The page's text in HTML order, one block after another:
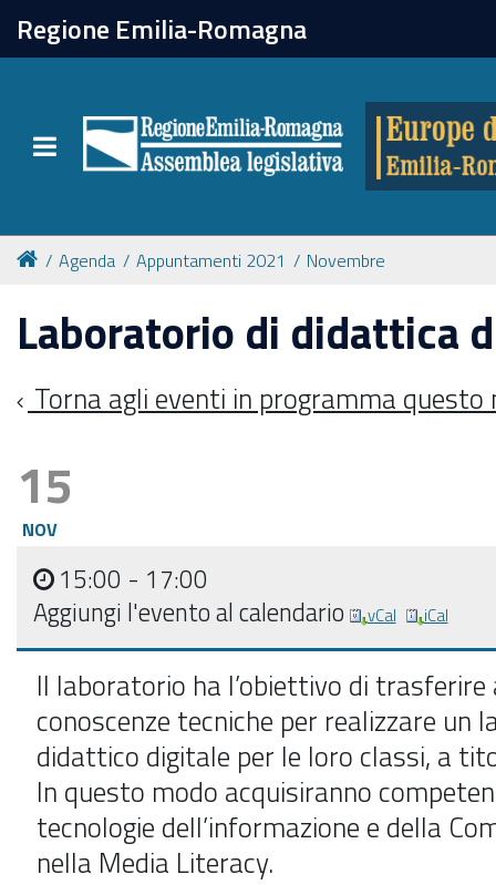
Regione Emilia-Romagna
Toggle navigation
chiudi
Attività
Formazione
Eventi
Tutte le notizie
Newsletter
Agenda Appuntamenti 2021 Novembre
Laboratorio di didattica
Torna agli eventi in programma questo
15
NOV
15:00 - 17:00
Aggiungi l'evento al calendario
vCal iCal
Il laboratorio ha l’obiettivo di trasferire
conoscenze tecniche per realizzare un
didattico digitale per le loro classi, a
In questo modo acquisiranno
tecnologie dell’informazione e della
nella Media Literacy.